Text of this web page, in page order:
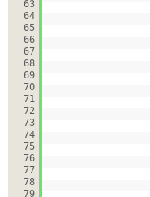
63
64
65
66
67
68
69
70
71
72
73
74
75
76
77
78
79